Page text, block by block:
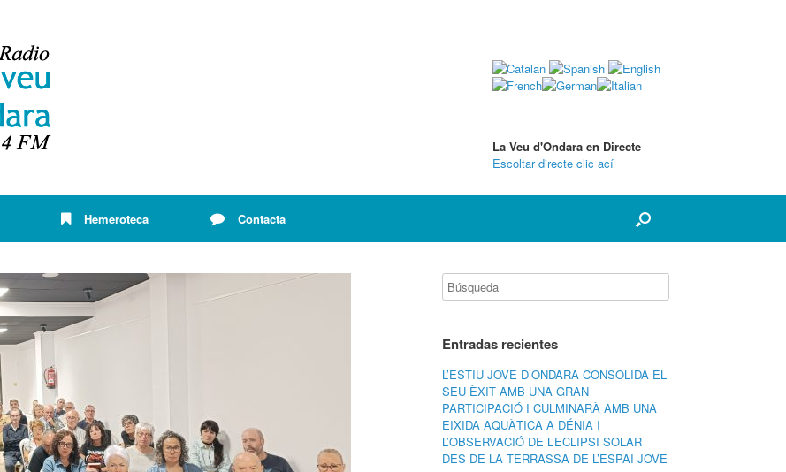
La Veu d'Ondara en Directe
Escoltar directe clic ací
Hemeroteca Contacta
Entradas recientes
L’ESTIU JOVE D’ONDARA CONSOLIDA EL
SEU ÈXIT AMB UNA GRAN
PARTICIPACIÓ I CULMINARÀ AMB UNA
EIXIDA AQUÀTICA A DÉNIA I
L’OBSERVACIÓ DE L’ECLIPSI SOLAR
DES DE LA TERRASSA DE L’ESPAI JOVE